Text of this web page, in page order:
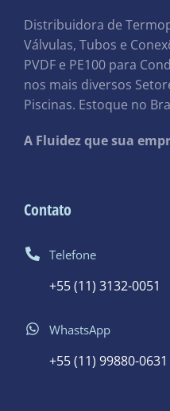
Distribuidora de
Válvulas, Tubos e
PVDF e PE100 para
nos mais diversos
Piscinas. Estoque no
A Fluidez que sua
Contato
Telefone
+55 (11) 3132-0051
WhastsApp
+55 (11) 99880-0631